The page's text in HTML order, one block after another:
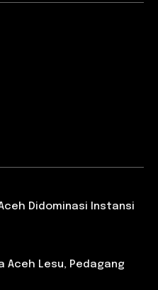
Didominasi Instansi
Aceh Lesu, Pedagang